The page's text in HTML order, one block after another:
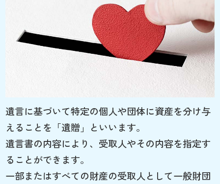
遺言に基づいて特定の個人や団体に資産を分け与
えることを「遺贈」といいます。
遺言書の内容により、受取人やその内容を指定す
ることができます。
一部またはすべての財産の受取人として一般財団